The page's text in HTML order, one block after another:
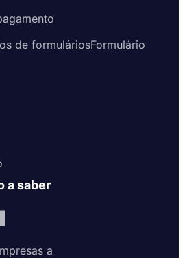
de formuláriosFormulário
a saber
a